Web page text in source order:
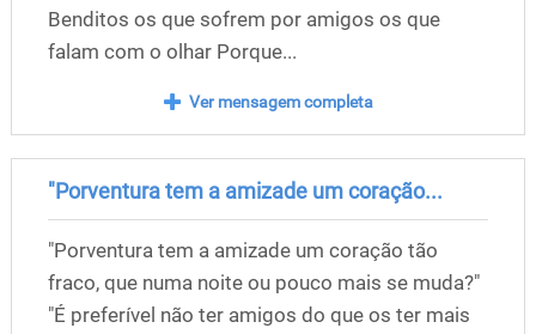
Benditos os que sofrem por amigos os que
falam com o olhar Porque...
Ver mensagem completa
"Porventura tem a amizade um coração...
"Porventura tem a amizade um coração tão
fraco, que numa noite ou pouco mais se muda?"
"É preferível não ter amigos do que os ter mais